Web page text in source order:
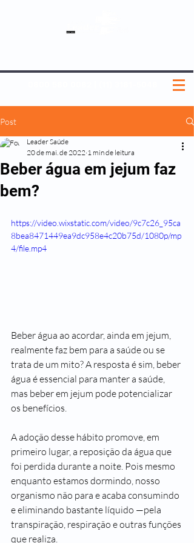
Post
Beber água em jejum faz
bem?
Leader Saúde
20 de mai. de 2022 1 min de leitura
https://video.wixstatic.com/video/9c7c26_95ca
8bea8471449ea9dc958e4c20b75d/1080p/mp
4/file.mp4
Beber água ao acordar, ainda em jejum,
realmente faz bem para a saúde ou se
trata de um mito? A resposta é sim, beber
água é essencial para manter a saúde,
mas beber em jejum pode potencializar
os benefícios.
A adoção desse hábito promove, em
primeiro lugar, a reposição da água que
foi perdida durante a noite. Pois mesmo
enquanto estamos dormindo, nosso
organismo não para e acaba consumindo
e eliminando bastante líquido —pela
transpiração, respiração e outras funções
que realiza.